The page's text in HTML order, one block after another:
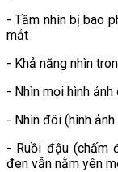
- Tầm nhìn bị bao
mắt
- Khả năng nhìn
- Nhìn mọi hình
- Nhìn đôi (hình
- Ruồi đậu (chấm
đen vẫn nằm yên